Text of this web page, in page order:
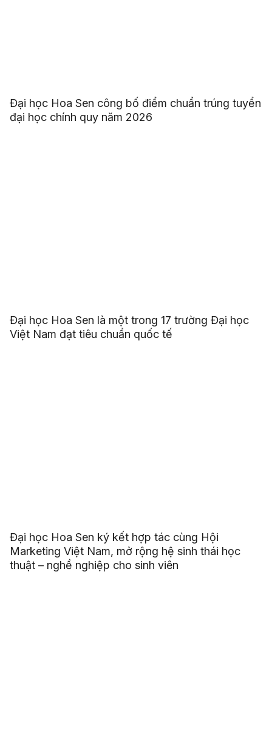
Đại học Hoa Sen công bố điểm chuẩn trúng tuyển
đại học chính quy năm 2026
Đại học Hoa Sen là một trong 17 trường Đại học
Việt Nam đạt tiêu chuẩn quốc tế
Đại học Hoa Sen ký kết hợp tác cùng Hội
Marketing Việt Nam, mở rộng hệ sinh thái học
thuật – nghề nghiệp cho sinh viên